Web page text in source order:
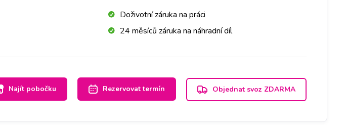
Doživotní záruka na práci
24 měsíců záruka na náhradní díl
Najít pobočku Rezervovat termín Objednat svoz ZDARMA